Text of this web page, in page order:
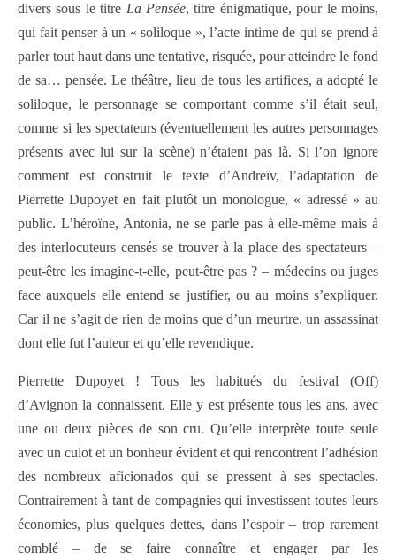
divers sous le titre La Pensée, titre énigmatique, pour le moins,
qui fait penser à un « soliloque », l’acte intime de qui se prend à
parler tout haut dans une tentative, risquée, pour atteindre le fond
de sa… pensée. Le théâtre, lieu de tous les artifices, a adopté le
soliloque, le personnage se comportant comme s’il était seul,
comme si les spectateurs (éventuellement les autres personnages
présents avec lui sur la scène) n’étaient pas là. Si l’on ignore
comment est construit le texte d’Andreïv, l’adaptation de
Pierrette Dupoyet en fait plutôt un monologue, « adressé » au
public. L’héroïne, Antonia, ne se parle pas à elle-même mais à
des interlocuteurs censés se trouver à la place des spectateurs –
peut-être les imagine-t-elle, peut-être pas ? – médecins ou juges
face auxquels elle entend se justifier, ou au moins s’expliquer.
Car il ne s’agit de rien de moins que d’un meurtre, un assassinat
dont elle fut l’auteur et qu’elle revendique.
Pierrette Dupoyet ! Tous les habitués du festival (Off)
d’Avignon la connaissent. Elle y est présente tous les ans, avec
une ou deux pièces de son cru. Qu’elle interprète toute seule
avec un culot et un bonheur évident et qui rencontrent l’adhésion
des nombreux aficionados qui se pressent à ses spectacles.
Contrairement à tant de compagnies qui investissent toutes leurs
économies, plus quelques dettes, dans l’espoir – trop rarement
comblé – de se faire connaître et engager par les